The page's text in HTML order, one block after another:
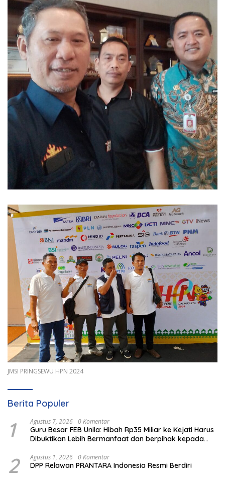
JMSI PRINGSEWU HPN 2024
Berita Populer
1 Agustus 7, 2026 0 Komentar
Guru Besar FEB Unila: Hibah Rp35 Miliar ke Kejati Harus
Dibuktikan Lebih Bermanfaat dan berpihak kepada
2 Agustus 1, 2026 0 Komentar
DPP Relawan PRANTARA Indonesia Resmi Berdiri